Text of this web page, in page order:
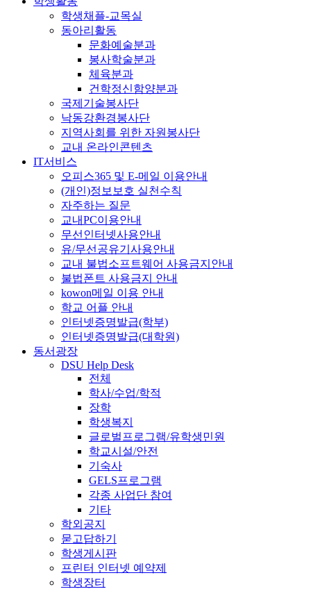
학생채플-교목실
동아리활동
문화예술분과
봉사학술분과
체육분과
건학정신함양분과
국제기술봉사단
낙동강환경봉사단
지역사회를 위한 자원봉사단
교내 온라인콘텐츠
IT서비스
오피스365 및 E-메일 이용안내
(개인)정보보호 실천수칙
자주하는 질문
교내PC이용안내
무선인터넷사용안내
유/무선공유기사용안내
교내 불법소프트웨어 사용금지안내
불법폰트 사용금지 안내
kowon메일 이용 안내
학교 어플 안내
인터넷증명발급(학부)
인터넷증명발급(대학원)
동서광장
DSU Help Desk
전체
학사/수업/학적
장학
학생복지
글로벌프로그램/유학생민원
학교시설/안전
기숙사
GELS프로그램
각종 사업단 참여
기타
학외공지
묻고답하기
학생게시판
프린터 인터넷 예약제
학생장터